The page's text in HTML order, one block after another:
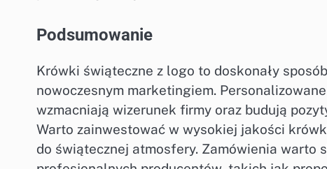
Podsumowanie
Krówki świąteczne z logo to doskonały
nowoczesnym marketingiem.
wzmacniają wizerunek firmy oraz budują
Warto zainwestować w wysokiej jakości
do świątecznej atmosfery. Zamówienia warto